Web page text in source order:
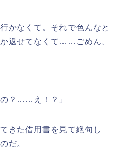
かなくて。それで色んなと
返せてなくて……ごめん、
？……え！？」
きた借用書を見て絶句し
だ。